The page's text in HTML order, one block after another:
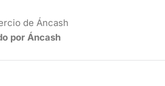
de Áncash
por Áncash